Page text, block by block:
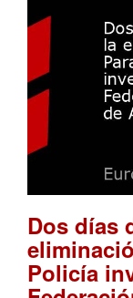
Dos días
Policía